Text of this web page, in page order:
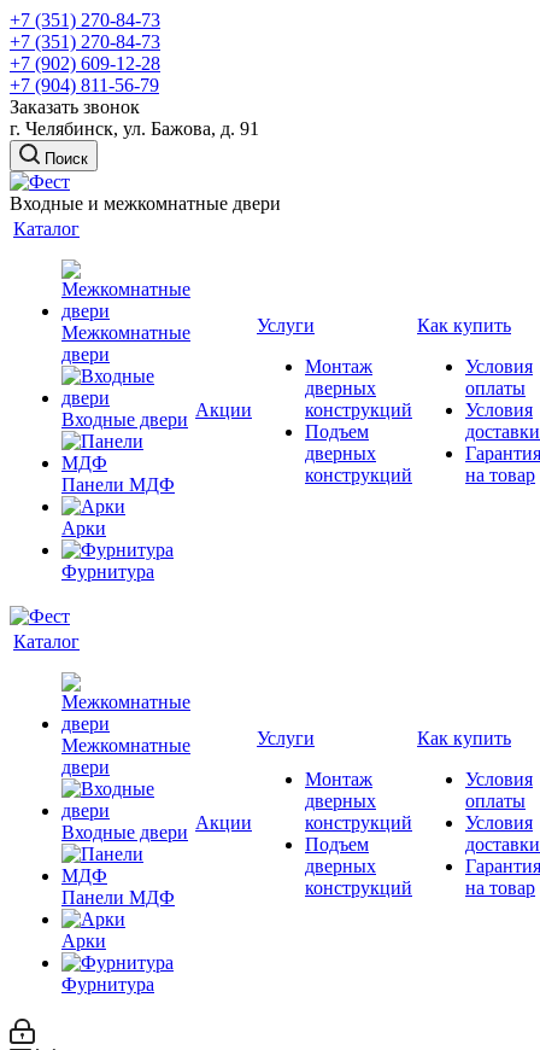
+7 (351) 270-84-73
+7 (351) 270-84-73
+7 (902) 609-12-28
+7 (904) 811-56-79
Заказать звонок
г. Челябинск, ул. Бажова, д. 91
Поиск
Входные и межкомнатные двери
Каталог
Межкомнатные
двери
Входные двери
Панели МДФ
Арки
Фурнитура
Акции
Услуги
Монтаж
дверных
конструкций
Подъем
дверных
конструкций
Как купить
Условия
оплаты
Условия
доставки
Гарантия
на товар
Каталог
Межкомнатные
двери
Входные двери
Панели МДФ
Арки
Фурнитура
Акции
Услуги
Монтаж
дверных
конструкций
Подъем
дверных
конструкций
Как купить
Условия
оплаты
Условия
доставки
Гарантия
на товар